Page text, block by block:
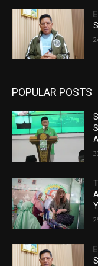
POPULAR POSTS